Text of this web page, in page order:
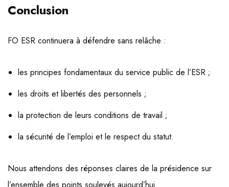
Conclusion
FO ESR continuera à défendre sans relâche :
les principes fondamentaux du service public de l’ESR ;
les droits et libertés des personnels ;
la protection de leurs conditions de travail ;
la sécurité de l’emploi et le respect du statut.
Nous attendons des réponses claires de la présidence sur
l’ensemble des points soulevés aujourd’hui.